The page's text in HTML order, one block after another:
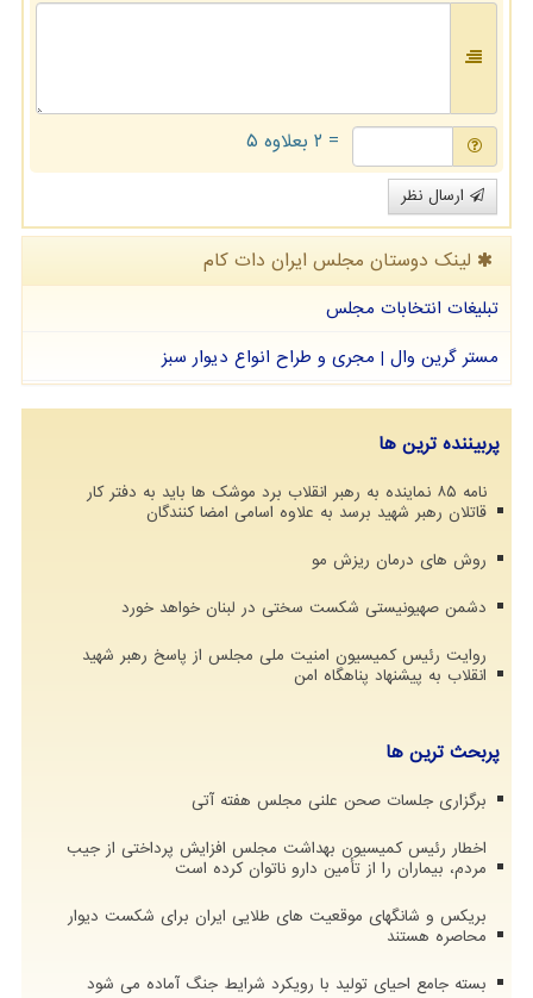
= ۲ بعلاوه ۵
ارسال نظر
لینک دوستان مجلس ایران دات كام
تبلیغات انتخابات مجلس
مستر گرین وال | مجری و طراح انواع دیوار سبز
پربیننده ترین ها
نامه ۸۵ نماینده به رهبر انقلاب برد موشک ها باید به دفتر کار
قاتلان رهبر شهید برسد به علاوه اسامی امضا کنندگان
روش های درمان ریزش مو
دشمن صهیونیستی شکست سختی در لبنان خواهد خورد
روایت رئیس کمیسیون امنیت ملی مجلس از پاسخ رهبر شهید
انقلاب به پیشنهاد پناهگاه امن
پربحث ترین ها
برگزاری جلسات صحن علنی مجلس هفته آتی
اخطار رئیس کمیسیون بهداشت مجلس افزایش پرداختی از جیب
مردم، بیماران را از تأمین دارو ناتوان کرده است
بریکس و شانگهای موقعیت های طلایی ایران برای شکست دیوار
محاصره هستند
بسته جامع احیای تولید با رویکرد شرایط جنگ آماده می شود